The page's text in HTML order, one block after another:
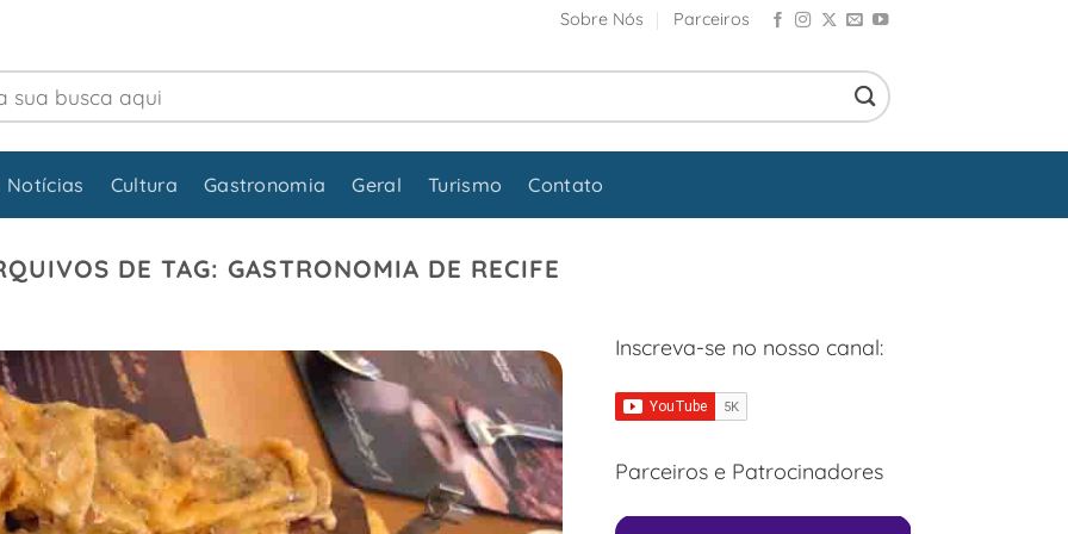
Sobre Nós Parceiros
Notícias Cultura Gastronomia Geral Turismo Contato
DE TAG:GASTRONOMIA DE RECIFE
Inscreva-se no nosso canal:
Parceiros e Patrocinadores